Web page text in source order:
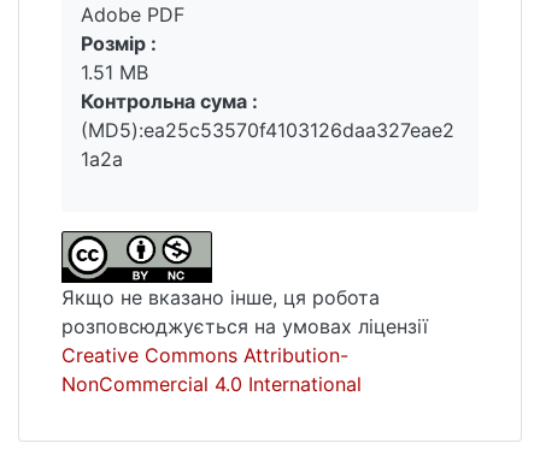
Adobe PDF
Розмір :
1.51 MB
Контрольна сума :
(MD5):ea25c53570f4103126daa327eae2
1a2a
Якщо не вказано інше, ця робота
розповсюджується на умовах ліцензії
Creative Commons Attribution-
NonCommercial 4.0 International